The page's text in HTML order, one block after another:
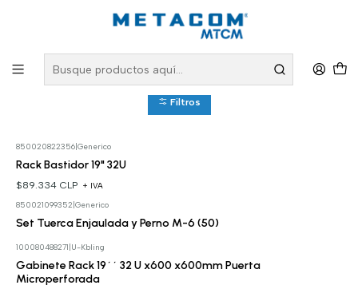
PRODUCTOS Conectividad Organizada
Gabinetes y Racks
Gabinetes 32U
Gabinetes 32U
Filtros
850020822356| Generico
Rack Bastidor 19" 32U
$89.334 CLP + IVA
850021099352 Generico
Set Tuerca Enjaulada y Perno M-6 (50)
100080488271 U-Kbling
Gabinete Rack 19´´ 32 U x600 x600mm Puerta
Microperforada